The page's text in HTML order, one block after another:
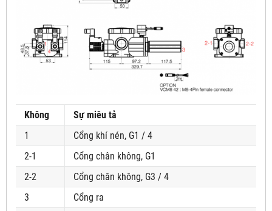
Không
Sự miêu tả
1
Cổng khí nén, G1 / 4
2-1
Cổng chân không, G1
2-2
Cổng chân không, G3 / 4
3
Cổng ra